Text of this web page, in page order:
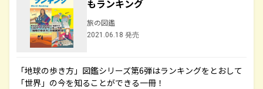
もランキング
旅の図鑑
2021.06.18 発売
「地球の歩き方」図鑑シリーズ第6弾はランキングをとおして
「世界」の今を知ることができる一冊！